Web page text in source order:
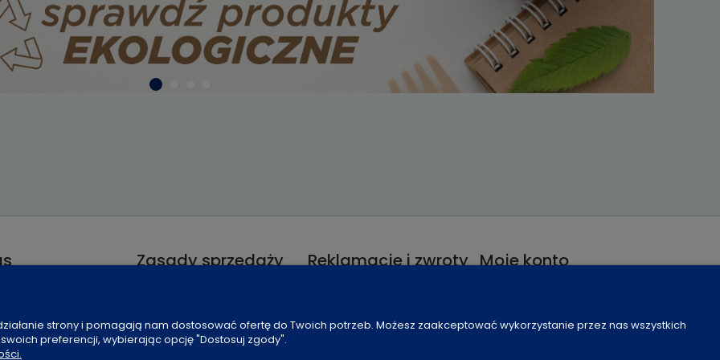
Zasady sprzedaży
Sposoby płatności
Reklamacje i zwroty Moje konto
Ustawienia konta
strony i pomagają nam dostosować ofertę do Twoich potrzeb. Możesz zaakceptować wykorzystanie przez nas wszystkich
preferencji, wybierając opcję "Dostosuj zgody".